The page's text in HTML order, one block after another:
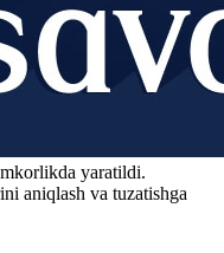
yaratildi.
aniqlash va tuzatishga